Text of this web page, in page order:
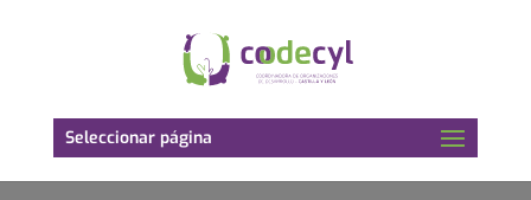
Seleccionar página